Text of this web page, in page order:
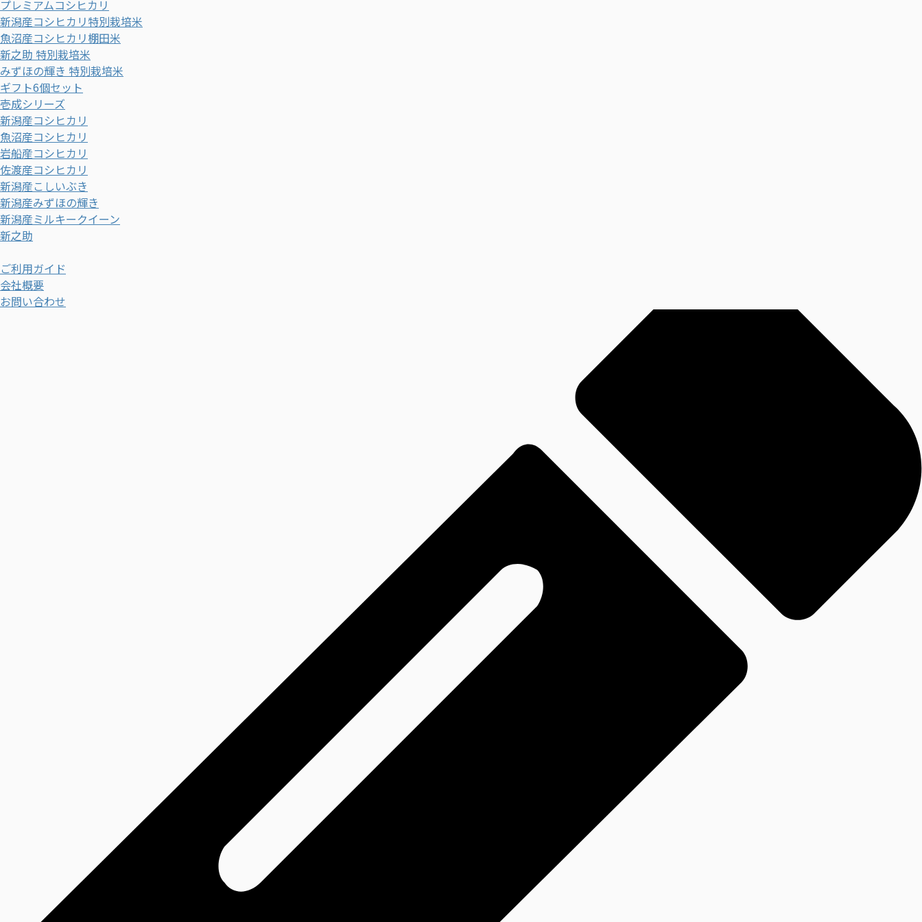
プレミアムコシヒカリ
新潟産コシヒカリ特別栽培米
魚沼産コシヒカリ棚田米
新之助 特別栽培米
みずほの輝き 特別栽培米
ギフト6個セット
壱成シリーズ
新潟産コシヒカリ
魚沼産コシヒカリ
岩船産コシヒカリ
佐渡産コシヒカリ
新潟産こしいぶき
新潟産みずほの輝き
新潟産ミルキークイーン
新之助
ご利用ガイド
会社概要
お問い合わせ